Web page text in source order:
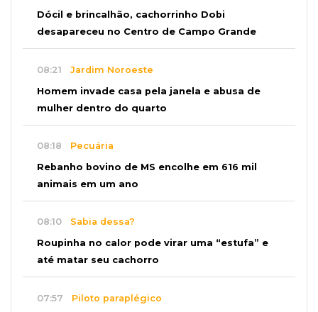
Dócil e brincalhão, cachorrinho Dobi
desapareceu no Centro de Campo Grande
08:21 Jardim Noroeste
Homem invade casa pela janela e abusa de
mulher dentro do quarto
08:18 Pecuária
Rebanho bovino de MS encolhe em 616 mil
animais em um ano
08:10 Sabia dessa?
Roupinha no calor pode virar uma “estufa” e
até matar seu cachorro
07:57 Piloto paraplégico